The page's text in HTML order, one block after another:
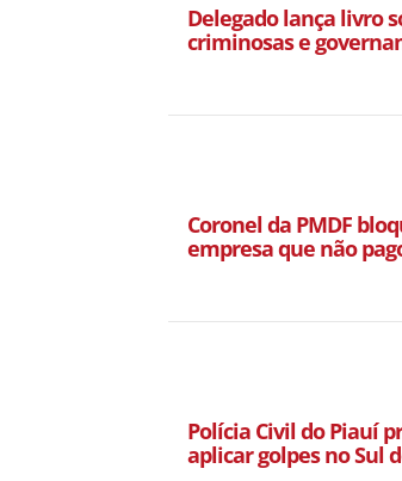
Delegado lança livro
criminosas e
Coronel da PMDF
empresa que não
Polícia Civil do Piauí
aplicar golpes no Sul